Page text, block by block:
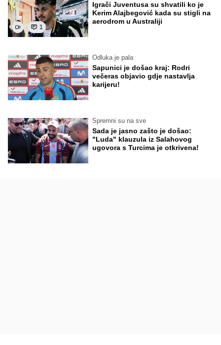
1
Igrači Juventusa su shvatili ko je
Kerim Alajbegović kada su stigli na
aerodrom u Australiji
Odluka je pala
Sapunici je došao kraj: Rodri
večeras objavio gdje nastavlja
karijeru!
Spremni su na sve
Sada je jasno zašto je došao:
"Luda" klauzula iz Salahovog
ugovora s Turcima je otkrivena!